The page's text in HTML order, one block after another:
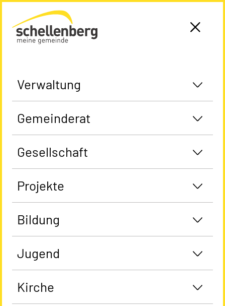
Gemeinde Schellenberg Startseite
Verwaltung
Gemeinderat
Gesellschaft
Projekte
Bildung
Jugend
Kirche